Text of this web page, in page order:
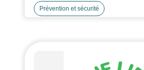
avec une attention particulière
Prévention et sécurité